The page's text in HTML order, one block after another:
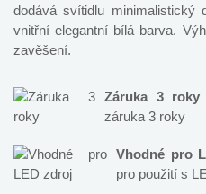
dodává svítidlu minimalistický
vnitřní elegantní bílá barva.
zavěšení.
Záruka 3 roky
záruka 3 roky
Vhodné pro
pro použití s